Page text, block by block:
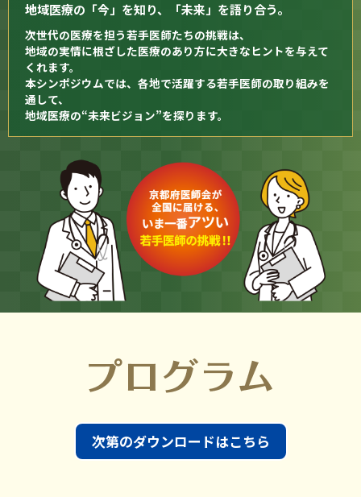
地域医療の「今」を知り、「未来」を語り合う。
次世代の医療を担う若手医師たちの挑戦は、
地域の実情に根ざした医療のあり方に大きなヒントを与えて
くれます。
本シンポジウムでは、各地で活躍する若手医師の取り組みを
通して、
地域医療の“未来ビジョン”を探ります。
次第のダウンロードはこちら